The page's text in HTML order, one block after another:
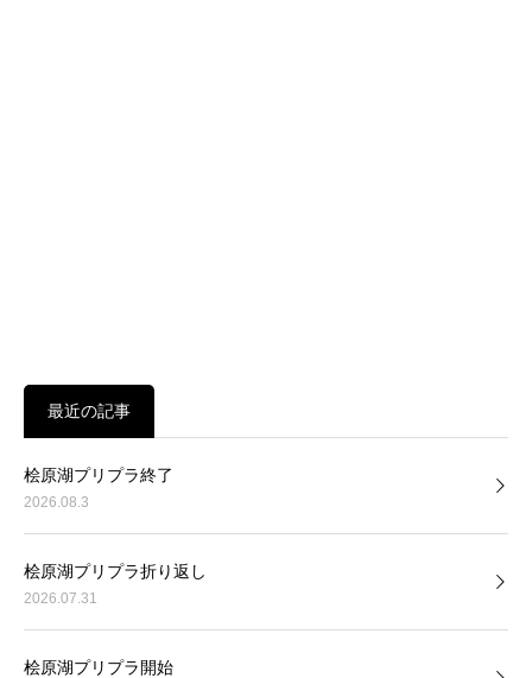
最近の記事
桧原湖プリプラ終了
2026.08.3
桧原湖プリプラ折り返し
2026.07.31
桧原湖プリプラ開始